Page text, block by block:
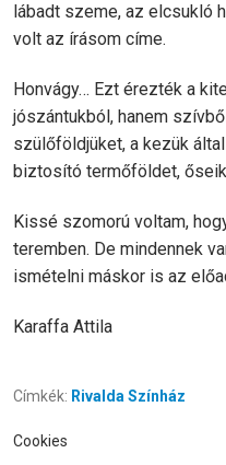
lábadt szeme, az elcsukló
volt az írásom címe.
Honvágy… Ezt érezték a
jószántukból, hanem
szülőföldjüket, a kezük
biztosító termőföldet,
Kissé szomorú voltam,
teremben. De mindennek
ismételni máskor is az
Karaffa Attila
Címkék: Rivalda Színház
Cookies